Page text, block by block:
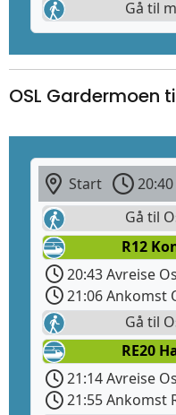
Gå til
OSL Gardermoen
Start 20:40
Gå til
R12
20:43 Avreise
21:06 Ankomst
Gå til
RE20
21:14 Avreise
21:55 Ankomst